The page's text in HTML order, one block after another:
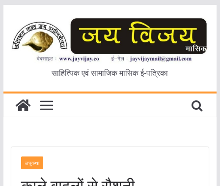
content
साहित्यिक एवं सामाजिक मासिक ई-पत्रिका
लघुकथा